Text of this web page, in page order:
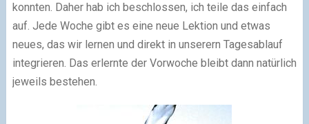
konnten. Daher hab ich beschlossen, ich teile das einfach
auf. Jede Woche gibt es eine neue Lektion und etwas
neues, das wir lernen und direkt in unserern Tagesablauf
integrieren. Das erlernte der Vorwoche bleibt dann natürlich
jeweils bestehen.